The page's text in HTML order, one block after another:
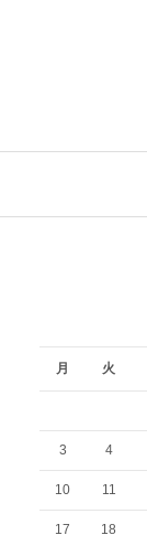
月 火
3 4
10 11
17 18